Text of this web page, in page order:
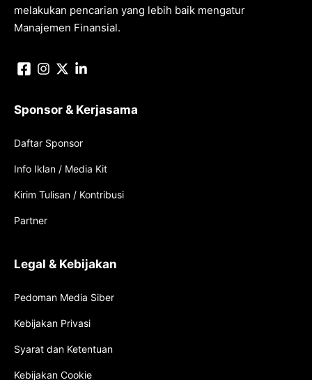
melakukan pencarian yang lebih baik mengatur
Manajemen Finansial.
Sponsor & Kerjasama
Daftar Sponsor
Info Iklan / Media Kit
Kirim Tulisan / Kontribusi
Partner
Legal & Kebijakan
Pedoman Media Siber
Kebijakan Privasi
Syarat dan Ketentuan
Kebijakan Cookie